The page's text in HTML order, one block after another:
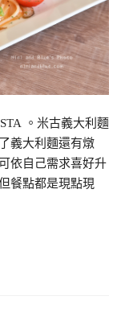
。米古義大利麵
義大利麵還有燉
依自己需求喜好升
餐點都是現點現